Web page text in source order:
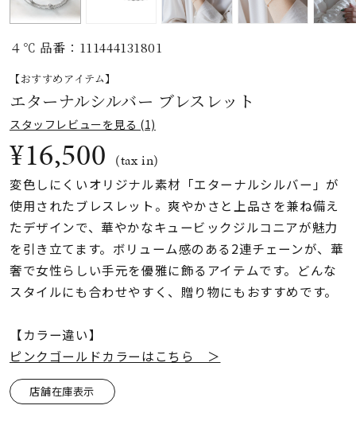
モチーフ
ファッションテイス
ト
着用シーン
コレクション
レディース
～
メンズ
リングサイズ
４℃ 品番：111444131801
【おすすめアイテム】
エターナルシルバー ブレスレット
スタッフレビューを見る (1)
¥16,500 (tax in)
変色しにくいオリジナル素材「エターナルシルバー」が
使用されたブレスレット。爽やかさと上品さを兼ね備え
たデザインで、華やかなキュービックジルコニアが魅力
を引き立てます。ボリューム感のある2連チェーンが、華
奢で女性らしい手元を優雅に飾るアイテムです。どんな
スタイルにも合わせやすく、贈り物にもおすすめです。
【カラー違い】
ピンクゴールドカラーはこちら ＞
店舗在庫表示